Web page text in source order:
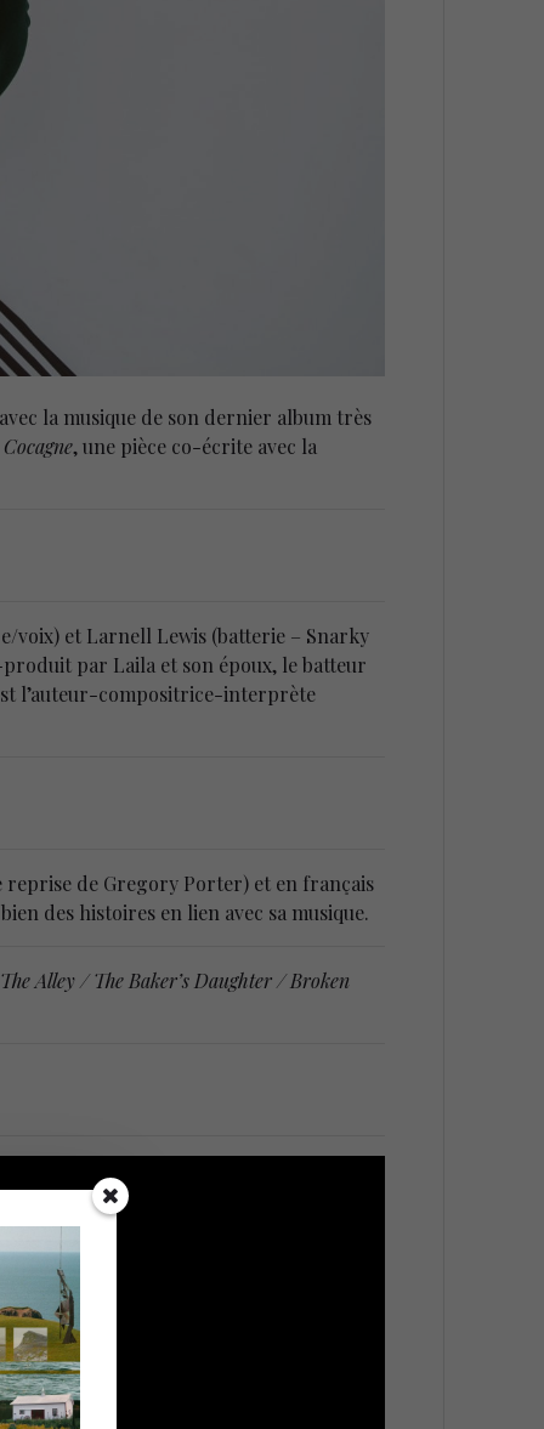
la musique de son dernier album très
, une pièce co-écrite avec la
voix) et Larnell Lewis (batterie – Snarky
produit par Laila et son époux, le batteur
l’auteur-compositrice-interprète
reprise de Gregory Porter) et en français
des histoires en lien avec sa musique.
Alley / The Baker’s Daughter / Broken